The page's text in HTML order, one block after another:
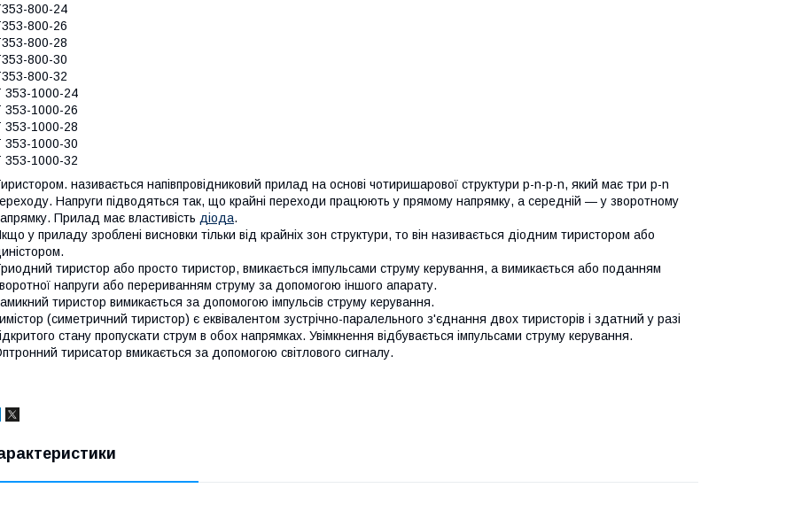
800-24
800-26
800-28
800-30
800-32
353-1000-24
353-1000-26
353-1000-28
353-1000-30
353-1000-32
називається напівпровідниковий прилад на основі чотиришарової структури р-n-р-n, який має три р-n
Напруги підводяться так, що крайні переходи працюють у прямому напрямку, а середній — у зворотному
Прилад має властивість діода.
у приладу зроблені висновки тільки від крайніх зон структури, то він називається діодним тиристором або
тиристор або просто тиристор, вмикається імпульсами струму керування, а вимикається або поданням
напруги або перериванням струму за допомогою іншого апарату.
тиристор вимикається за допомогою імпульсів струму керування.
(симетричний тиристор) є еквівалентом зустрічно-паралельного з'єднання двох тиристорів і здатний у разі
стану пропускати струм в обох напрямках. Увімкнення відбувається імпульсами струму керування.
тирисатор вмикається за допомогою світлового сигналу.